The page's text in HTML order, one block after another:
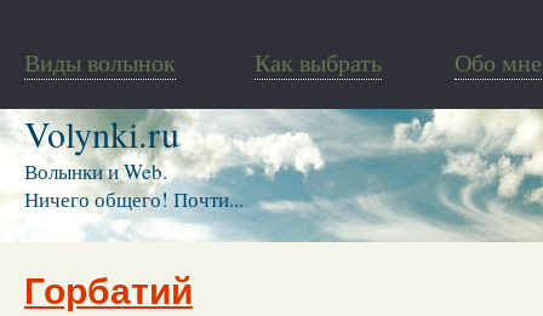
Виды волынок Как выбрать Обо мне
Volynki.ru
Волынки и Web.
Ничего общего! Почти...
Горбатий